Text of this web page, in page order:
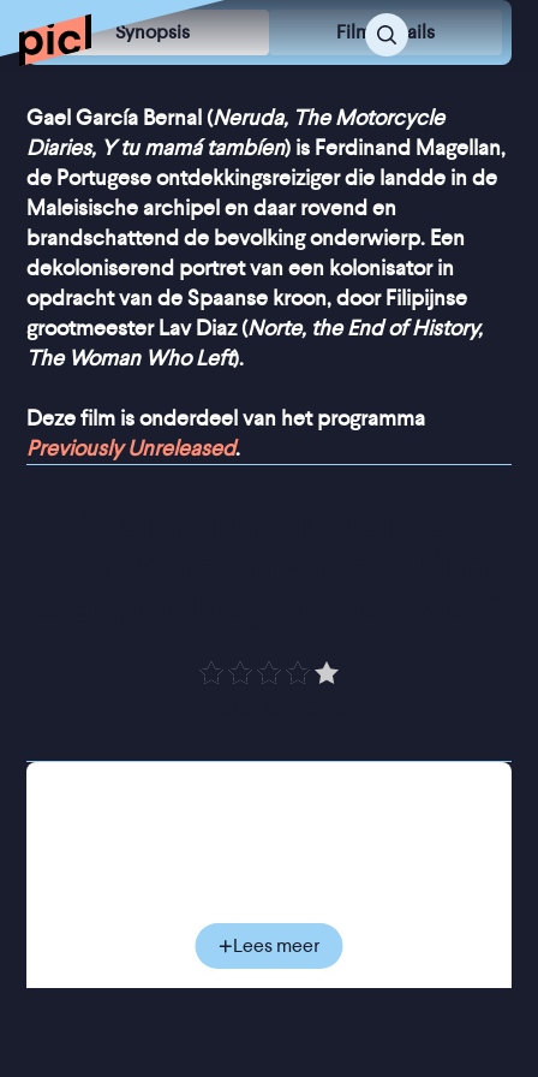
Synopsis Film Details
Gael García Bernal (Neruda, The Motorcycle
Diaries, Y tu mamá tambíen) is Ferdinand Magellan,
de Portugese ontdekkingsreiziger die landde in de
Maleisische archipel en daar rovend en
brandschattend de bevolking onderwierp. Een
dekoloniserend portret van een kolonisator in
opdracht van de Spaanse kroon, door Filipijnse
grootmeester Lav Diaz (Norte, the End of History,
The Woman Who Left).
Deze film is onderdeel van het programma
Previously Unreleased.
1511: Magellan landt op Malakka, een van de
heeft de ambitieuze Magellan getrotseerd. Nu is
het tijd om fortuin te rapen. Wat volgt is een
nietsontziende verovering en rooftocht door de
Lees meer